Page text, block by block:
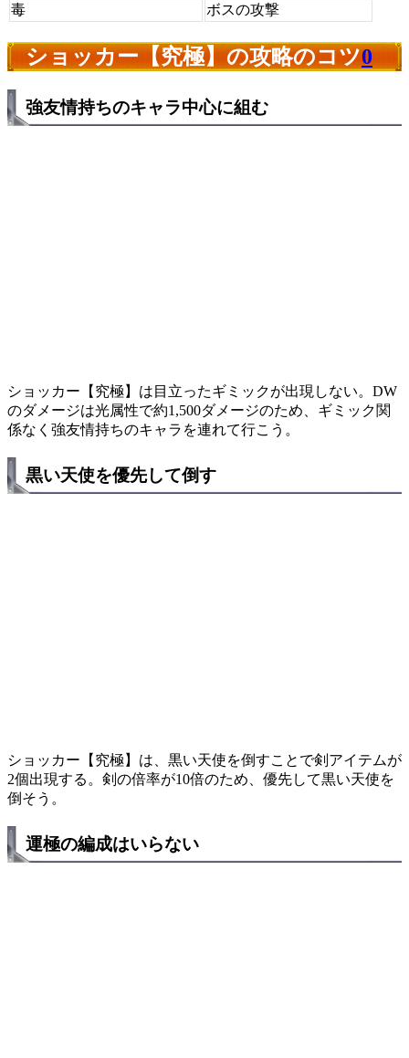
毒
ボスの攻撃
ショッカー【究極】の攻略のコツ0
強友情持ちのキャラ中心に組む
ショッカー【究極】は目立ったギミックが出現しない。DW
のダメージは光属性で約1,500ダメージのため、ギミック関
係なく強友情持ちのキャラを連れて行こう。
黒い天使を優先して倒す
ショッカー【究極】は、黒い天使を倒すことで剣アイテムが
2個出現する。剣の倍率が10倍のため、優先して黒い天使を
倒そう。
運極の編成はいらない